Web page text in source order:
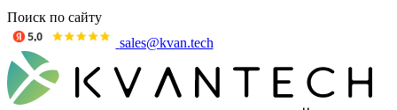
Поиск по сайту
sales@kvan.tech